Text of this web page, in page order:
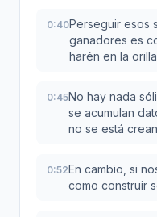
0:40Perseguir esos
ganadores es
harén en la
0:45No hay nada
se acumulan
no se está
0:52En cambio, si
como construir